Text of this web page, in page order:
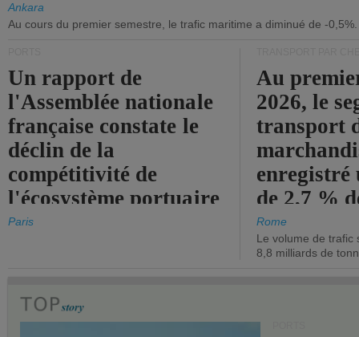
Ankara
Au cours du premier semestre, le trafic maritime a diminué de -0,5%.
Un rapport de
l'Assemblée nationale
française constate le
déclin de la
compétitivité de
l'écosystème portuaire
de l'État.
Paris
Au
2026, le
transport
enregistré
de 2,7 %
chiffre
Rome
Le volume de trafic
8,8 milliards de